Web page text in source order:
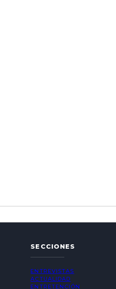
SECCIONES
ENTREVISTAS
ACTUALIDAD
ENTRETENCIÓN